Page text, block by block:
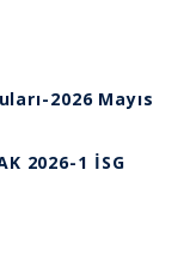
2026 Mayıs
2026-1 İSG